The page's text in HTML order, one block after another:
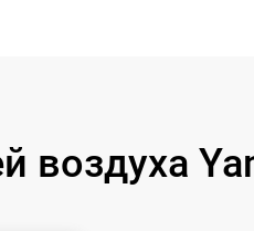
воздуха